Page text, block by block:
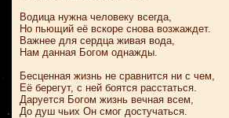
Водица нужна человеку всегда,
Но пьющий её вскоре снова возжаждет.
Важнее для сердца живая вода,
Нам данная Богом однажды.
Бесценная жизнь не сравнится ни с чем,
Её берегут, с ней боятся расстаться.
Даруется Богом жизнь вечная всем,
До душ чьих Он смог достучаться.